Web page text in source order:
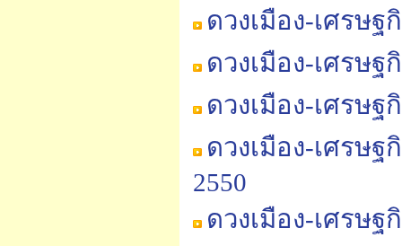
ดวงเมือง-เศรษ
ดวงเมือง-เศรษ
ดวงเมือง-เศรษ
ดวงเมือง-เศรษ
2550
ดวงเมือง-เศรษ